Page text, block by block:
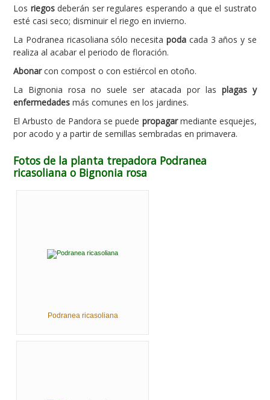
Los riegosdeberán ser regulares esperando a que el sustrato
esté casi seco; disminuir el riego en invierno.
La Podranea ricasoliana sólo necesita poda cada 3 años y se
realiza al acabar el periodo de floración.
Abonarcon compost o con estiércol en otoño.
La Bignonia rosa no suele ser atacada por las plagas y
enfermedades más comunes en los jardines.
El Arbusto de Pandora se puede propagarmediante esquejes,
por acodo y a partir de semillas sembradas en primavera.
Fotos de la planta trepadora Podranea
ricasoliana o Bignonia rosa
Podranea ricasoliana